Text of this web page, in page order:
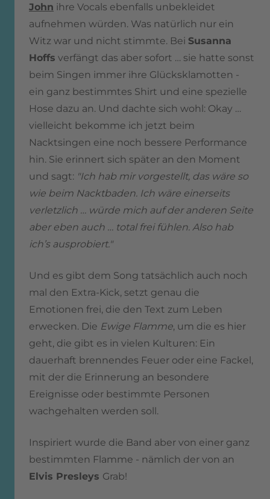
John ihre Vocals ebenfalls unbekleidet
aufnehmen würden. Was natürlich nur ein
Witz war und nicht stimmte. Bei Susanna
Hoffs verfängt das aber sofort … sie hatte sonst
beim Singen immer ihre Glücksklamotten -
ein ganz bestimmtes Shirt und eine spezielle
Hose dazu an. Und dachte sich wohl: Okay …
vielleicht bekomme ich jetzt beim
Nacktsingen eine noch bessere Performance
hin. Sie erinnert sich später an den Moment
und sagt: "Ich hab mir vorgestellt, das wäre so
wie beim Nacktbaden. Ich wäre einerseits
verletzlich … würde mich auf der anderen Seite
aber eben auch … total frei fühlen. Also hab
ich’s ausprobiert."
Und es gibt dem Song tatsächlich auch noch
mal den Extra-Kick, setzt genau die
Emotionen frei, die den Text zum Leben
erwecken. Die Ewige Flamme, um die es hier
geht, die gibt es in vielen Kulturen: Ein
dauerhaft brennendes Feuer oder eine Fackel,
mit der die Erinnerung an besondere
Ereignisse oder bestimmte Personen
wachgehalten werden soll.
Inspiriert wurde die Band aber von einer ganz
bestimmten Flamme - nämlich der von an
Elvis Presleys Grab!